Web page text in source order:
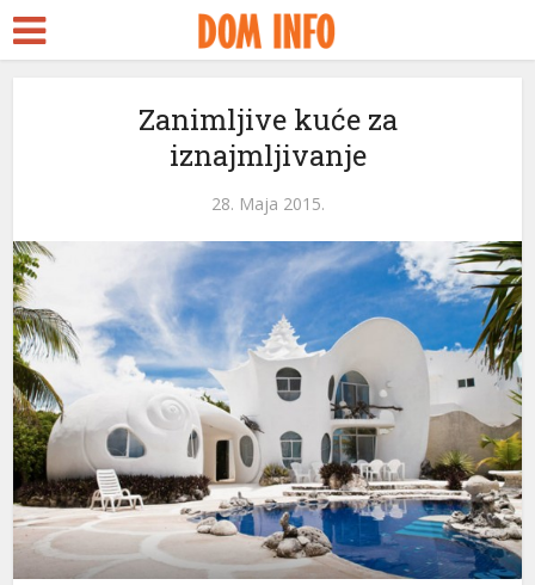
Zanimljive kuće za
iznajmljivanje
28. Maja 2015.